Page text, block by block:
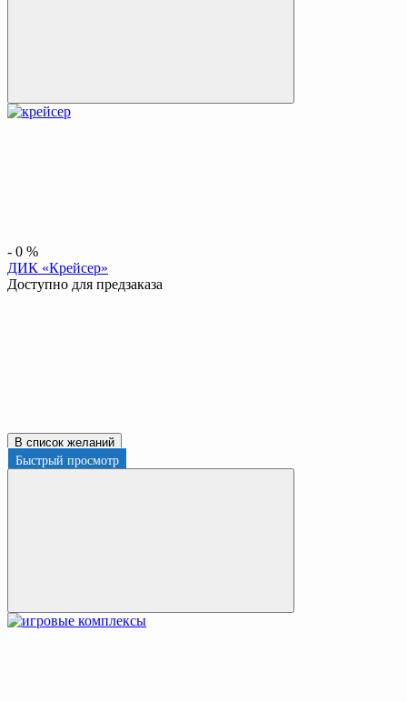
- 0 %
ДИК «Крейсер»
Доступно для предзаказа
В список желаний
Быстрый просмотр